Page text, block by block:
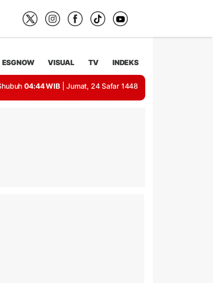
ESGNOW VISUAL TV INDEKS
04:44 WIB | Jumat, 24 Safar 1448